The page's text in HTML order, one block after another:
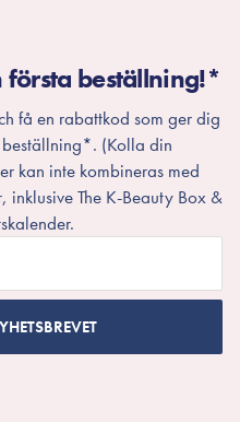
första beställning!*
få en rabattkod som ger dig
(Kolla din
kan inte kombineras med
The K-Beauty Box &